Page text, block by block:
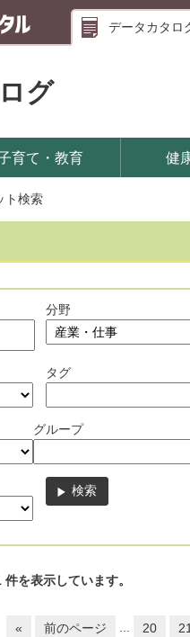
データカタロ
グ
育て・教育 健
ト検索
分野
タグ
グループ
件を表示しています。
« 前のページ ... 20